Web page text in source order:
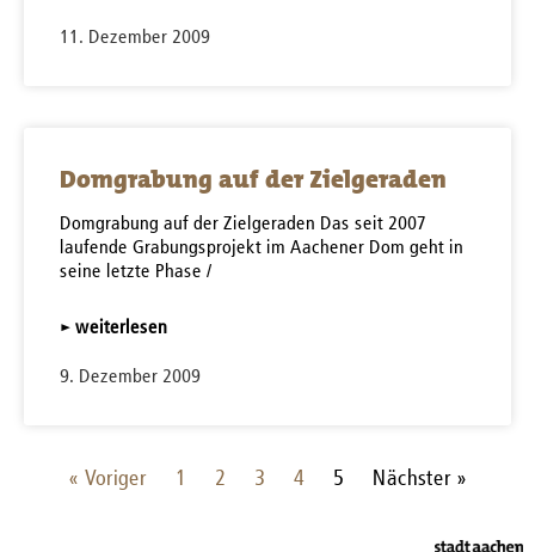
11. Dezember 2009
Domgrabung auf der Zielgeraden
Domgrabung auf der Zielgeraden Das seit 2007
laufende Grabungsprojekt im Aachener Dom geht in
seine letzte Phase /
▸ weiterlesen
9. Dezember 2009
« Voriger 1 2 3 4 5 Nächster »